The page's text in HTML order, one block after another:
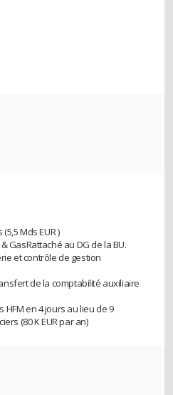
Mds EUR )
GasRattaché au DG de la BU.
et contrôle de gestion
de la comptabilité auxiliaire
en 4 jours au lieu de 9
(80 K EUR par an)